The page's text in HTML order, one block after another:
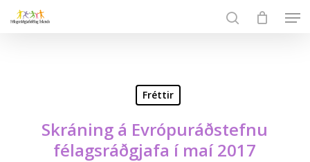
Fréttir
Skráning á Evrópuráðstefnu
félagsráðgjafa í maí 2017